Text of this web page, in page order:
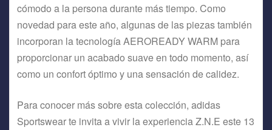
cómodo a la persona durante más tiempo. Como
novedad para este año, algunas de las piezas también
incorporan la tecnología AEROREADY WARM para
proporcionar un acabado suave en todo momento, así
como un confort óptimo y una sensación de calidez.
Para conocer más sobre esta colección, adidas
Sportswear te invita a vivir la experiencia Z.N.E este 13